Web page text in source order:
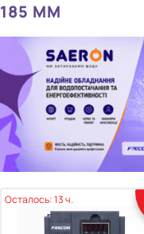
185 ММ
Осталось: 13 ч.